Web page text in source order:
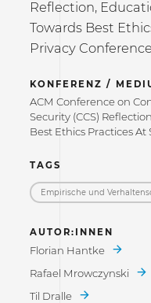
Reflection,
Towards Best
Privacy
KONFERENZ /
ACM Conference on
Security (CCS)
Best Ethics Practices
TAGS
Empirische und
AUTOR:INNEN
Florian Hantke
Rafael Mrowczynski
Til Dralle